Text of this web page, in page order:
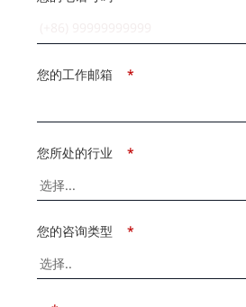
*
您的工作邮箱
*
您所处的行业
*
您的咨询类型